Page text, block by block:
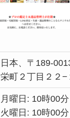
日本、〒189-
栄町２丁目２２−
月曜日: 10時00
火曜日: 10時00